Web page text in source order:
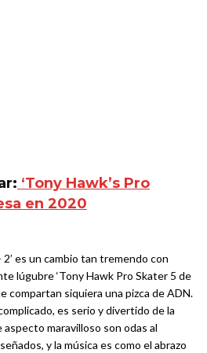
‘Tony Hawk’s Pro
en 2020
2’ es un cambio tan tremendo con
lúgubre ‘Tony Hawk Pro Skater 5 de
compartan siquiera una pizca de ADN.
es serio y divertido de la
maravilloso son odas al
y la música es como el abrazo